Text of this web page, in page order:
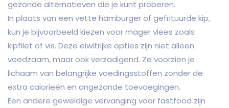
gezonde alternatieven die je kunt proberen.
In plaats van een vette hamburger of gefrituurde kip,
kun je bijvoorbeeld kiezen voor mager vlees zoals
kipfilet of vis. Deze eiwitrijke opties zijn niet alleen
voedzaam, maar ook verzadigend. Ze voorzien je
lichaam van belangrijke voedingsstoffen zonder de
extra calorieën en ongezonde toevoegingen.
Een andere geweldige vervanging voor fastfood zijn